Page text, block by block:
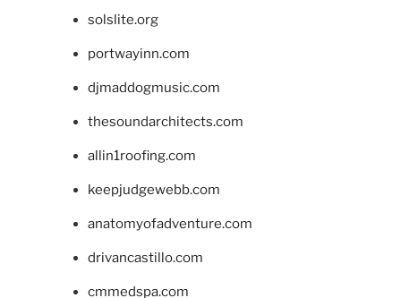
solslite.org
portwayinn.com
djmaddogmusic.com
thesoundarchitects.com
allin1roofing.com
keepjudgewebb.com
anatomyofadventure.com
drivancastillo.com
cmmedspa.com